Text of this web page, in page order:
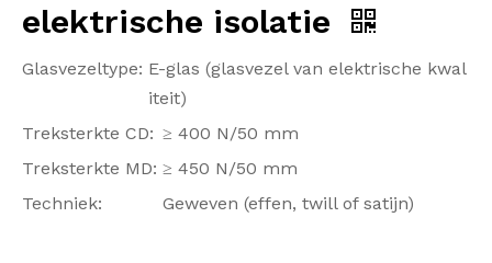
elektrische isolatie
Glasvezeltype: E-glas (glasvezel van elektrische kwal
iteit)
Treksterkte CD: ≥ 400 N/50 mm
Treksterkte MD: ≥ 450 N/50 mm
Techniek:
Geweven (effen, twill of satijn)